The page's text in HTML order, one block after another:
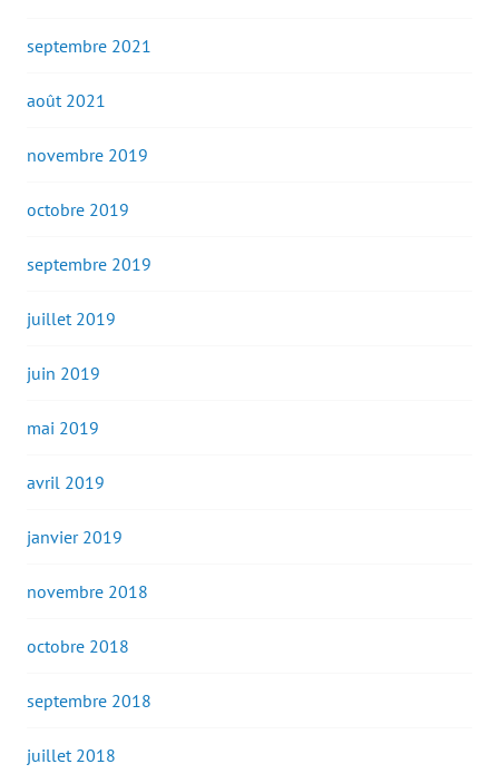
septembre 2021
août 2021
novembre 2019
octobre 2019
septembre 2019
juillet 2019
juin 2019
mai 2019
avril 2019
janvier 2019
novembre 2018
octobre 2018
septembre 2018
juillet 2018